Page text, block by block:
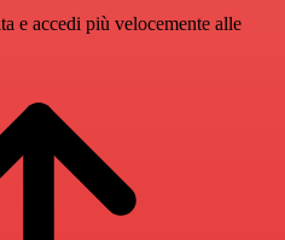
e accedi più velocemente alle